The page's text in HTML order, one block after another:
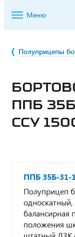
Меню
Полуприцепы
ППБ
ССУ
ППБ 35Б-31-
Полуприцеп
балансирная
положения